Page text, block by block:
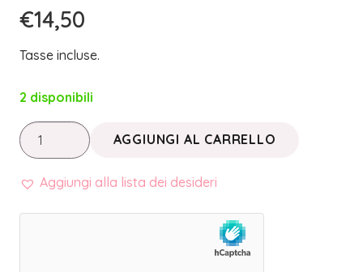
€14,50
Tasse incluse.
2 disponibili
INFUSIONI
DI
BENESSERE
AGGIUNGI AL CARRELLO
Aggiungi alla lista dei desideri